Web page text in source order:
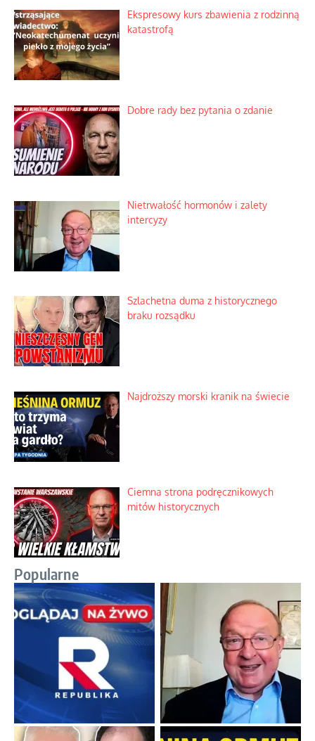
Ekspresowy kurs zbawienia z rodzinną
katastrofą
Dobre rady bez pytania o zdanie
Nietrwałość hormonów i zalety
intercyzy
Szlachetna duma z historycznego
braku rozsądku
Najdroższy morski kranik na świecie
Ciemna strona podręcznikowych
mitów historycznych
Popularne